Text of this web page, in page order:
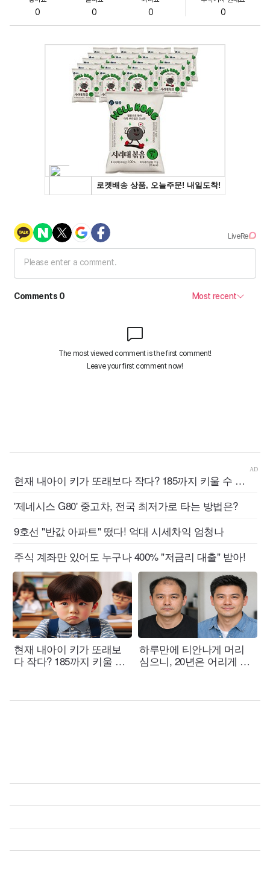
0 0 0 0